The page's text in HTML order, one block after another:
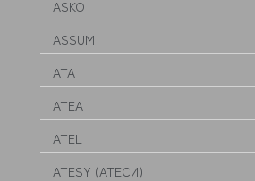
ASKO
ASSUM
ATA
ATEA
ATEL
ATESY (АТЕСИ)